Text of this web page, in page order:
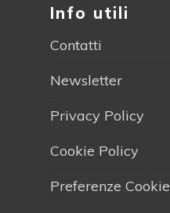
Info utili
Contatti
Newsletter
Privacy Policy
Cookie Policy
Preferenze Cookie